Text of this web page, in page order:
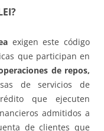
exigen este código
que participan en
de repos,
de servicios de
que ejecuten
admitidos a
de clientes que